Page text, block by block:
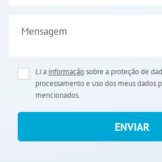
Mensagem
Li a informaçãosobre a proteção de
processamento e uso dos meus dados
mencionados.
ENVIAR